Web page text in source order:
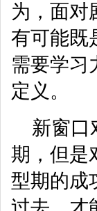
为，面对
有可能既
需要学习
定义。
新窗口
期，但是
型期的成